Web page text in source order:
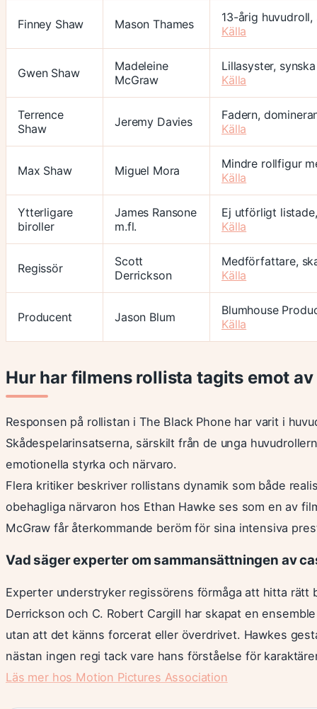
Finney Shaw Mason Thames
13-årig
Källa
Gwen Shaw
Madeleine
McGraw
Lillasyster,
Källa
Terrence
Shaw
Jeremy Davies
Fadern,
Källa
Max Shaw Miguel Mora
Mindre rollfigur
Källa
Ytterligare
biroller
James Ransone
m.fl.
Ej utförligt
Källa
Regissör
Scott
Derrickson
Medförfattare,
Källa
Producent Jason Blum
Blumhouse
Källa
Hur har filmens rollista tagits emot
Responsen på rollistan i The Black Phone har varit i
Skådespelarinsatserna, särskilt från de unga
emotionella styrka och närvaro.
Flera kritiker beskriver rollistans dynamik som både
obehagliga närvaron hos Ethan Hawke ses som en av
McGraw får återkommande beröm för sina intensiva
Vad säger experter om sammansättningen av
Experter understryker regissörens förmåga att hitta rätt
Derrickson och C. Robert Cargill har skapat en
utan att det känns forcerat eller överdrivet. Hawkes
nästan ingen regi tack vare hans förståelse för
Läs mer hos Motion Pictures Association